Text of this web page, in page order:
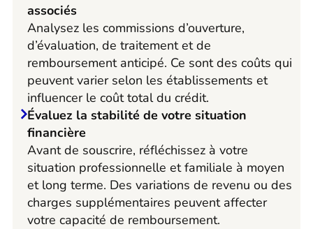
associés
Analysez les commissions d’ouverture,
d’évaluation, de traitement et de
remboursement anticipé. Ce sont des coûts qui
peuvent varier selon les établissements et
influencer le coût total du crédit.
Évaluez la stabilité de votre situation
financière
Avant de souscrire, réfléchissez à votre
situation professionnelle et familiale à moyen
et long terme. Des variations de revenu ou des
charges supplémentaires peuvent affecter
votre capacité de remboursement.